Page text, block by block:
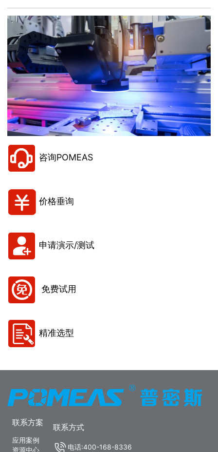
咨询POMEAS
价格垂询
申请演示/测试
免费试用
精准选型
联系方案
应用案例
资源中心
联系方式
电话:400-168-8336